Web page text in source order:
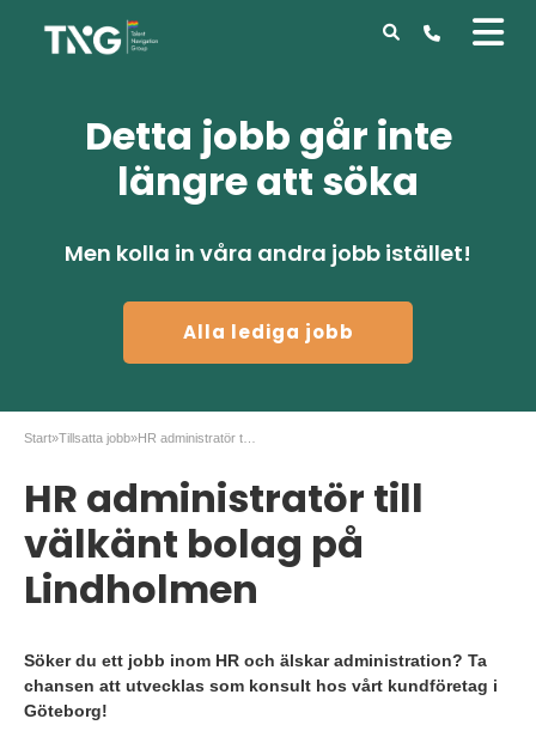
Detta jobb går inte
längre att söka
Men kolla in våra andra jobb istället!
Alla lediga jobb
Start»Tillsatta jobb»
HR administratör till
välkänt bolag på
Lindholmen
Söker du ett jobb inom HR och älskar administration? Ta
chansen att utvecklas som konsult hos vårt kundföretag i
Göteborg!